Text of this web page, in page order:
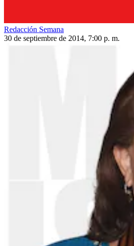
Redacción Semana
30 de septiembre de 2014, 7:00 p. m.